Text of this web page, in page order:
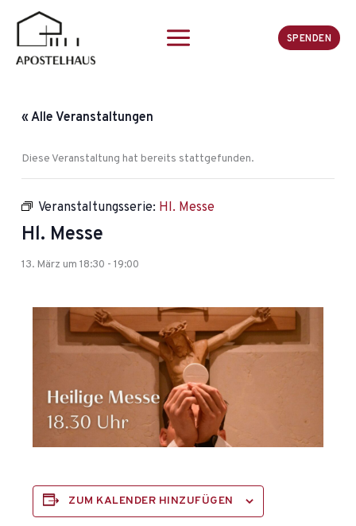
springen
SPENDEN
« Alle Veranstaltungen
Diese Veranstaltung hat bereits stattgefunden.
Veranstaltungsserie: Hl. Messe
Hl. Messe
13. März um 18:30 -19:00
ZUM KALENDER HINZUFÜGEN